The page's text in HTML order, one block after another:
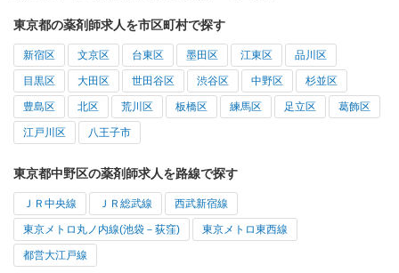
東京都の薬剤師求人を市区町村で探す
新宿区 文京区 台東区 墨田区 江東区 品川区
目黒区 大田区 世田谷区 渋谷区 中野区 杉並区
豊島区 北区 荒川区 板橋区 練馬区 足立区 葛飾区
江戸川区 八王子市
東京都中野区の薬剤師求人を路線で探す
ＪＲ中央線 ＪＲ総武線 西武新宿線
東京メトロ丸ノ内線(池袋－荻窪) 東京メトロ東西線
都営大江戸線